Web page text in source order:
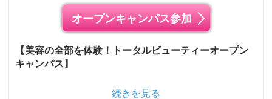
オープンキャンパス参加
【美容の全部を体験！トータルビューティーオープン
キャンパス】
続きを見る